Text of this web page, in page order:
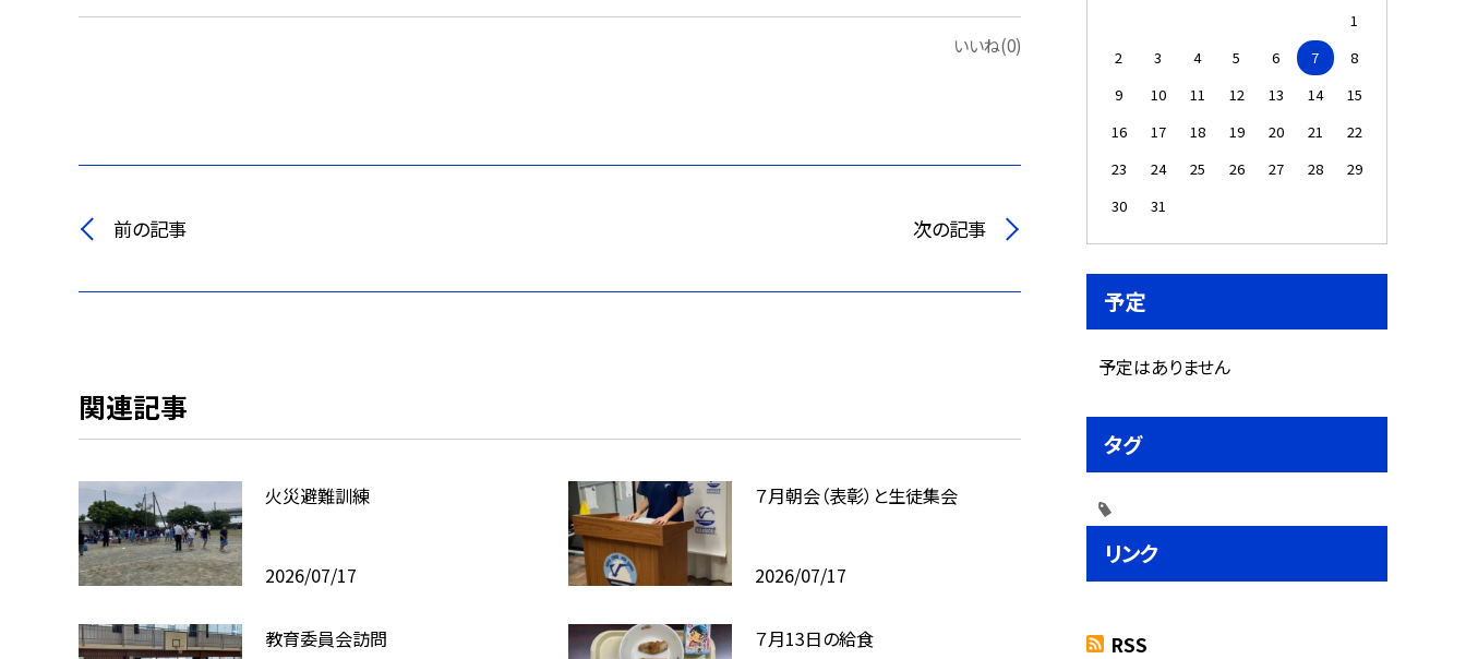
いいね(0)
前の記事 次の記事
関連記事
火災避難訓練
2026/07/17
７月朝会（表彰）と生徒集会
2026/07/17
教育委員会訪問 ７月13日の給食
1
2
3 4 5 6 7
8
9
10 11 12 13 14
15
16
17 18 19 20 21
22
23
24 25 26 27 28
29
30
31
予定
予定はありません
タグ
リンク
RSS